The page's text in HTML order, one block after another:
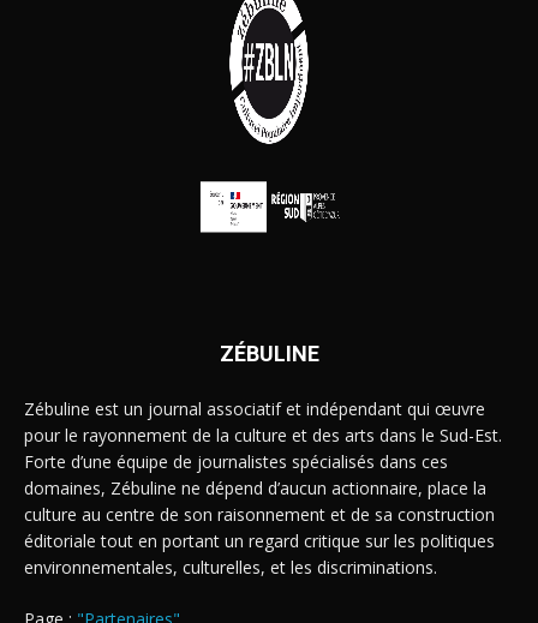
ZÉBULINE
Zébuline est un journal associatif et indépendant qui œuvre
pour le rayonnement de la culture et des arts dans le Sud-Est.
Forte d’une équipe de journalistes spécialisés dans ces
domaines, Zébuline ne dépend d’aucun actionnaire, place la
culture au centre de son raisonnement et de sa construction
éditoriale tout en portant un regard critique sur les politiques
environnementales, culturelles, et les discriminations.